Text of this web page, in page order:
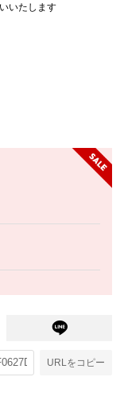
いたします
URLをコピー